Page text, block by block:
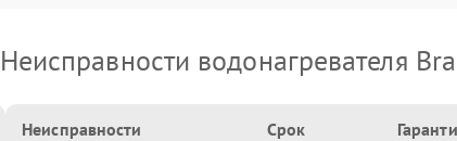
Неисправности водонагревателя
Неисправности Срок